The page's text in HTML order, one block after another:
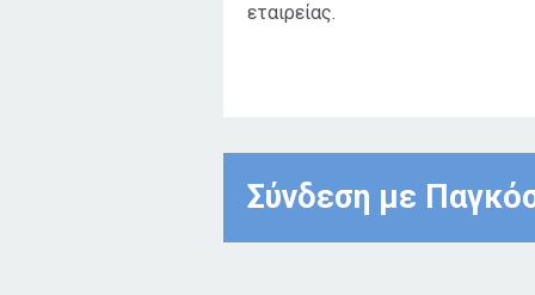
εταιρείας.
Σύνδεση με